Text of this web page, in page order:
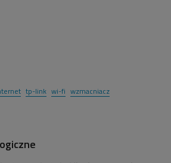
tp-link wi-fi wzmacniacz